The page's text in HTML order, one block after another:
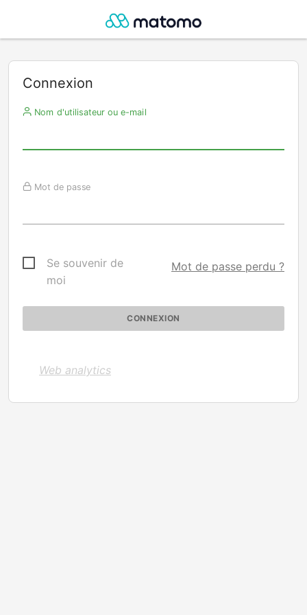
Connexion
Nom d'utilisateur ou e-mail
Mot de passe
Se souvenir de
moi
Mot de passe perdu ?
Web analytics